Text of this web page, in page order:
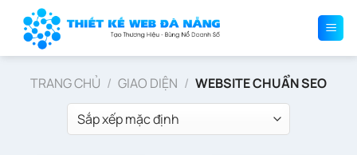
TRANG CHỦ / GIAO DIỆN / WEBSITE CHUẨN SEO